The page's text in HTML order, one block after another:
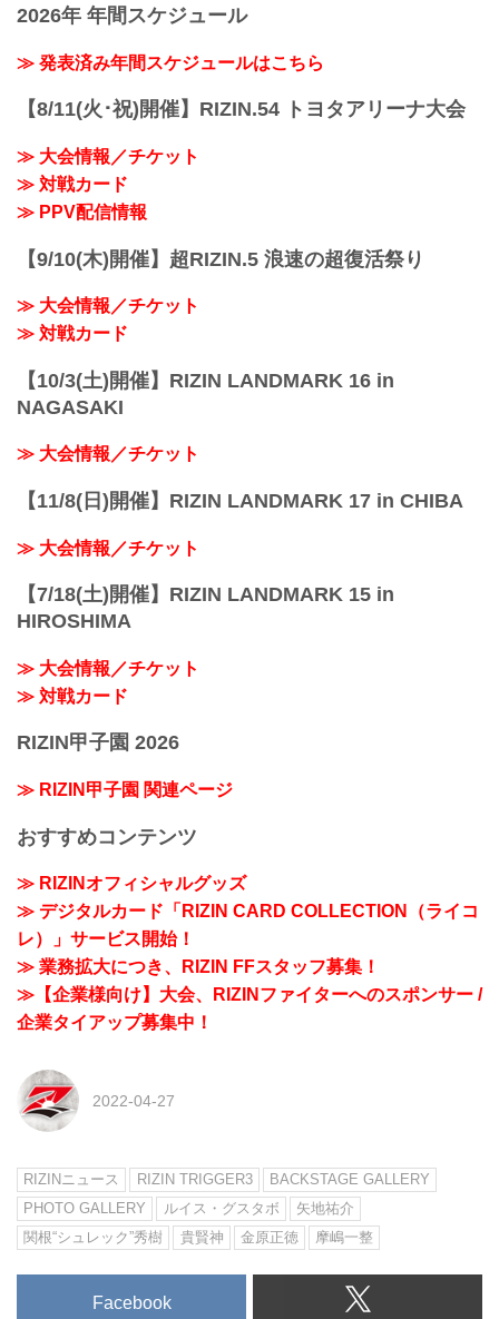
第8試合 ／金太郎 vs. 倉本一真【試合中
第8試合 ／金太郎 vs. 倉本一真は、金太
となり、本人およびマネージャーと話を
イジン ファイティング フェデレーショ
いきます。
2026年 年間スケジュール
≫ 発表済み年間スケジュールはこちら
【8/11(火･祝)開催】RIZIN.54 トヨタアリーナ大会
≫ 大会情報／チケット
≫ 対戦カード
≫ PPV配信情報
【9/10(木)開催】超RIZIN.5 浪速の超復活祭り
≫ 大会情報／チケット
≫ 対戦カード
【10/3(土)開催】RIZIN LANDMARK 16 in
NAGASAKI
≫ 大会情報／チケット
【11/8(日)開催】RIZIN LANDMARK 17 in CHIBA
≫ 大会情報／チケット
【7/18(土)開催】RIZIN LANDMARK 15 in
HIROSHIMA
≫ 大会情報／チケット
≫ 対戦カード
RIZIN甲子園 2026
≫ RIZIN甲子園 関連ページ
おすすめコンテンツ
≫ RIZINオフィシャルグッズ
≫ デジタルカード「RIZIN CARD COLLECTION（ライコ
レ）」サービス開始！
≫ 業務拡大につき、RIZIN FFスタッフ募集！
≫【企業様向け】大会、RIZINファイターへのスポンサー /
企業タイアップ募集中！
2022-04-27
RIZINニュース RIZIN TRIGGER3
BACKSTAGE GALLERY
PHOTO GALLERY
ルイス・グスタボ
矢地祐介
関根“シュレック”秀樹
貴賢神 金原正徳 摩嶋一整
Facebook